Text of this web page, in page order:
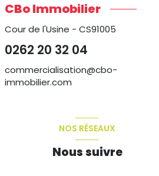
CBo Immobilier
Cour de l'Usine - CS91005
0262 20 32 04
commercialisation@cbo-
immobilier.com
NOS RÉSEAUX
Nous suivre